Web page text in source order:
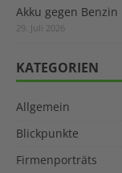
Akku gegen Benzin
29. Juli 2026
KATEGORIEN
Allgemein
Blickpunkte
Firmenporträts